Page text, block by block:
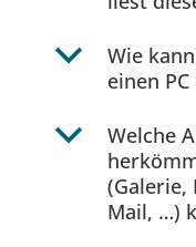
b
Wie
einen
b
Welche
(Galerie,
Mail, …)